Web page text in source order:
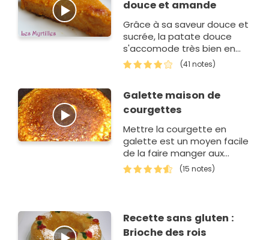
douce et amande
Grâce à sa saveur douce et
sucrée, la patate douce
s'accomode très bien en
dessert.Voici une recette
végétalienne et sans
(41 notes)
Galette maison de
courgettes
Mettre la courgette en
galette est un moyen facile
de la faire manger aux
petits. Mon Mattéo déteste
les courgettes et ne s'est
(15 notes)
Recette sans gluten :
Brioche des rois